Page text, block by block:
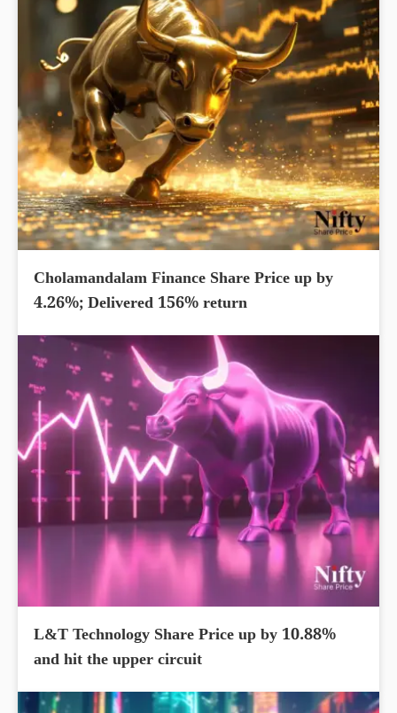
Cholamandalam Finance Share Price up by
4.26%; Delivered 156% return
L&T Technology Share Price up by 10.88%
and hit the upper circuit